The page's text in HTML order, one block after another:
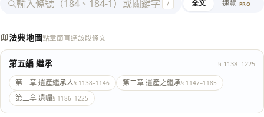
/ 全文 速覽 PRO
法典地圖點章節直達該段條文
第五編 繼承 § 1138–1225
第一章 遺產繼承人§ 1138–1146 第二章 遺產之繼承§ 1147–1185
第三章 遺囑§ 1186–1225